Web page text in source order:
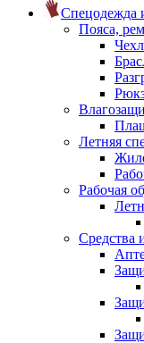
Спецодежда
Пояса,
Летняя
Рабочая
Средства